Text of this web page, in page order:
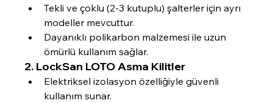
Tekli ve çoklu (2-3 kutuplu) şalterler için ayrı
modeller mevcuttur.
Dayanıklı polikarbon malzemesi ile uzun
ömürlü kullanım sağlar.
2. LockSan LOTO Asma Kilitler
Elektriksel izolasyon özelliğiyle güvenli
kullanım sunar.